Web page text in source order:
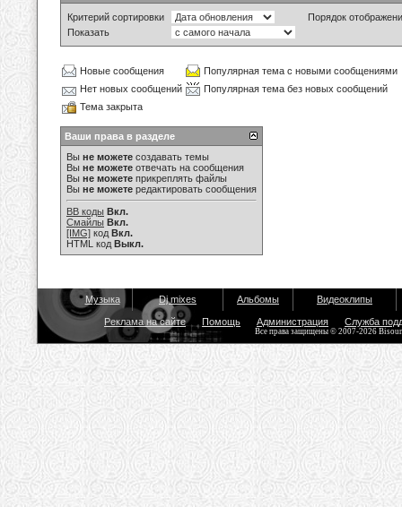
Критерий сортировки
Порядок
Показать
Новые сообщения
Популярная тема с новыми сообщениями
Нет новых сообщений
Популярная тема без новых сообщений
Тема закрыта
Ваши права в разделе
Вы не можете создавать темы
Вы не можете отвечать на сообщения
Вы не можете прикреплять файлы
Вы не можете редактировать сообщения
BB коды Вкл.
Смайлы Вкл.
[IMG] код Вкл.
HTML код Выкл.
Музыка Dj mixes Альбомы Видеоклипы
Реклама на сайте Помощь Администрация Служба
Все права защищены © 2007-2026